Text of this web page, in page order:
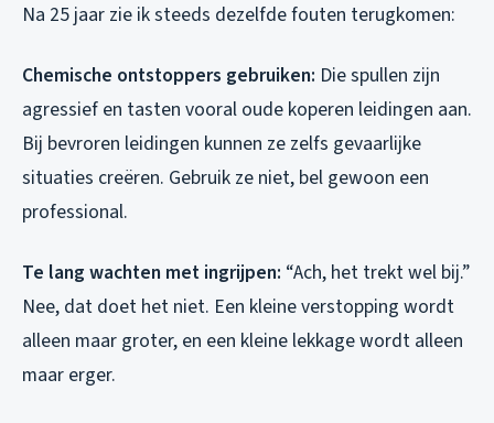
Na 25 jaar zie ik steeds dezelfde fouten terugkomen:
Chemische ontstoppers gebruiken: Die spullen zijn
agressief en tasten vooral oude koperen leidingen aan.
Bij bevroren leidingen kunnen ze zelfs gevaarlijke
situaties creëren. Gebruik ze niet, bel gewoon een
professional.
Te lang wachten met ingrijpen: “Ach, het trekt wel bij.”
Nee, dat doet het niet. Een kleine verstopping wordt
alleen maar groter, en een kleine lekkage wordt alleen
maar erger.